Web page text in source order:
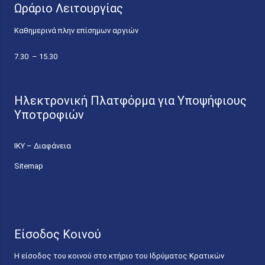
Ωράριο Λειτουργίας
Καθημερινά πλην επίσημων αργιών
7.30 – 15.30
Ηλεκτρονική Πλατφόρμα για Υποψήφιους
Υποτροφιών
ΙΚΥ – Διαφάνεια
Sitemap
Είσοδος Κοινού
Η είσοδος του κοινού στο κτήριο του Ιδρύματος Κρατικών